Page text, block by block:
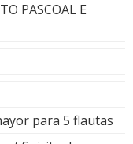
PASCOAL E
para 5 flautas